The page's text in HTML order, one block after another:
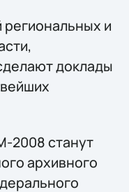
региональных и
доклады
2008 станут
архивного